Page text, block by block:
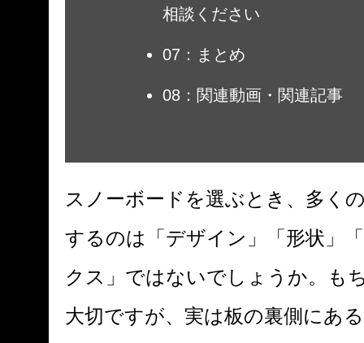
相談ください
07：まとめ
08：関連動画・関連記事
スノーボードを選ぶとき、多く
するのは「デザイン」「形状」
クス」ではないでしょうか。も
大切ですが、実は板の裏側にあ